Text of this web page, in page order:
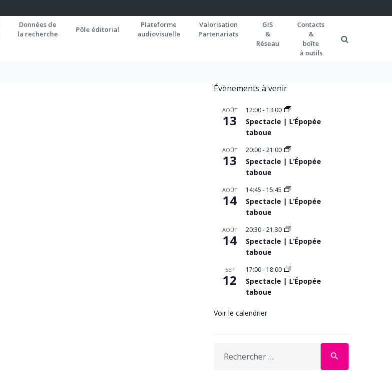
Données de
la recherche
Pôle éditorial
Plateforme
audiovisuelle
Valorisation
Partenariats
GIS
&
Réseau
Contacts
&
boîte
à outils
Évènements à venir
AOÛT
13
12:00- 13:00
Spectacle | L’Épopée
taboue
AOÛT
13
20:00-21:00
Spectacle | L’Épopée
taboue
AOÛT
14
14:45 - 15:45
Spectacle | L’Épopée
taboue
AOÛT
14
20:30-21:30
Spectacle | L’Épopée
taboue
SEP
12
17:00- 18:00
Spectacle | L’Épopée
taboue
Voir le calendrier
for:
search